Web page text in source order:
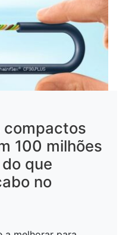
compactos
100 milhões
que
no